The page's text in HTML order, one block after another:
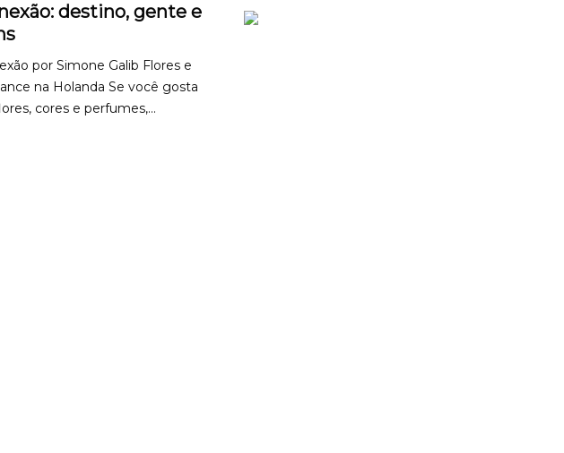
destino, gente e
por Simone Galib Flores e
na Holanda Se você gosta
cores e perfumes,...